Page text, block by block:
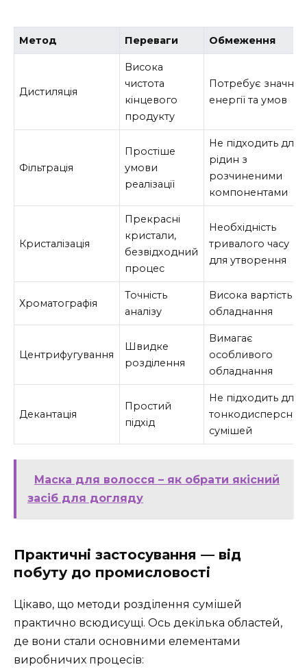
Метод Переваги Обмеження
Дистиляція
Висока
чистота
кінцевого
продукту
Потребує значної
енергії та умов
Фільтрація
Простіше
умови
реалізації
Не підходить для
рідин з
розчиненими
компонентами
Кристалізація
Прекрасні
кристали,
безвідходний
процес
Необхідність
тривалого часу
для утворення
Хроматографія
Точність
аналізу
Висока вартість
обладнання
Центрифугування
Швидке
розділення
Вимагає
особливого
обладнання
Декантація
Простий
підхід
Не підходить для
тонкодисперсних
сумішей
Маска для волосся – як обрати якісний
засіб для догляду
Практичні застосування — від
побуту до промисловості
Цікаво, що методи розділення сумішей
практично всюдисущі. Ось декілька областей,
де вони стали основними елементами
виробничих процесів: